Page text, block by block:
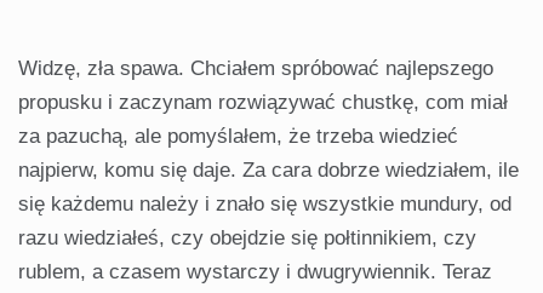
Widzę, zła spawa. Chciałem spróbować najlepszego
propusku i zaczynam rozwiązywać chustkę, com miał
za pazuchą, ale pomyślałem, że trzeba wiedzieć
najpierw, komu się daje. Za cara dobrze wiedziałem, ile
się każdemu należy i znało się wszystkie mundury, od
razu wiedziałeś, czy obejdzie się połtinnikiem, czy
rublem, a czasem wystarczy i dwugrywiennik. Teraz